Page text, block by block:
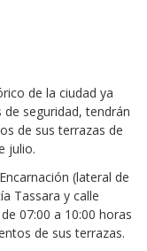
de la ciudad ya
seguridad, tendrán
de sus terrazas de
julio.
(lateral de
Tassara y calle
07:00 a 10:00 horas
de sus terrazas.